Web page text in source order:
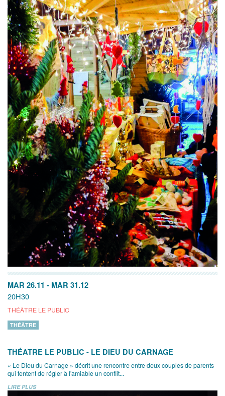
MAR 26.11 - MAR 31.12
20H30
THÉÂTRE LE PUBLIC
THÉÂTRE
THÉATRE LE PUBLIC - LE DIEU DU CARNAGE
« Le Dieu du Carnage » décrit une rencontre entre deux couples de parents
qui tentent de régler à l'amiable un conflit...
LIRE PLUS